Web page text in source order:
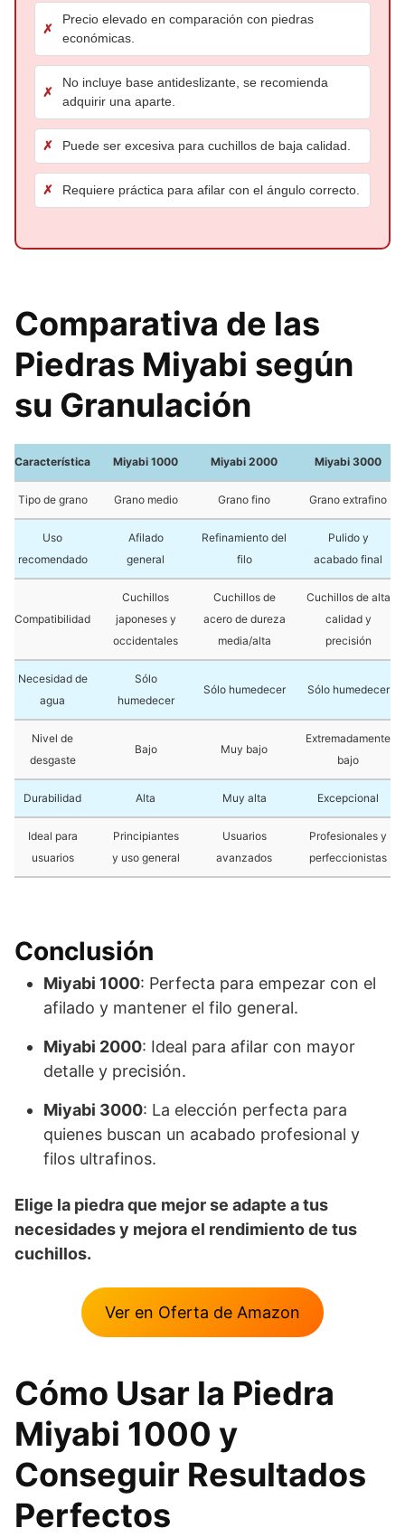
Precio elevado en comparación con piedras
económicas.
No incluye base antideslizante, se recomienda
adquirir una aparte.
Puede ser excesiva para cuchillos de baja calidad.
Requiere práctica para afilar con el ángulo correcto.
Comparativa de las
Piedras Miyabi según
su Granulación
Característica Miyabi 1000 Miyabi 2000 Miyabi 3000
Tipo de grano Grano medio Grano fino Grano extrafino
Uso
recomendado
Afilado
general
Refinamiento del
filo
Pulido y
acabado final
Compatibilidad
Cuchillos
japoneses y
occidentales
Cuchillos de
acero de dureza
media/alta
Cuchillos de alta
calidad y
precisión
Necesidad de
agua
Sólo
humedecer
Sólo humedecer Sólo humedecer
Nivel de
desgaste
Bajo Muy bajo
Extremadamente
bajo
Durabilidad Alta Muy alta Excepcional
Ideal para
usuarios
Principiantes
y uso general
Usuarios
avanzados
Profesionales y
perfeccionistas
Conclusión
Miyabi 1000: Perfecta para empezar con el
afilado y mantener el filo general.
Miyabi 2000: Ideal para afilar con mayor
detalle y precisión.
Miyabi 3000: La elección perfecta para
quienes buscan un acabado profesional y
filos ultrafinos.
Elige la piedra que mejor se adapte a tus
necesidades y mejora el rendimiento de tus
cuchillos.
Ver en Oferta de Amazon
Cómo Usar la Piedra
Miyabi 1000 y
Conseguir Resultados
Perfectos